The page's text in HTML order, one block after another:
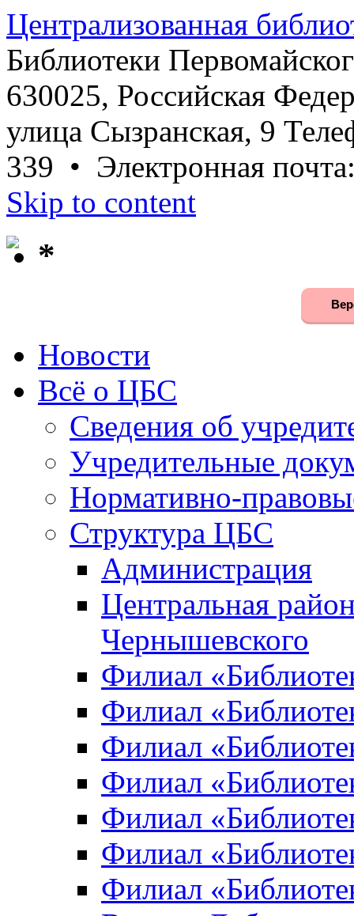
Централизованная
Библиотеки
630025, Российская
улица Сызранская, 9
339 • Электронная
Skip to content
*
Новости
Всё о ЦБС
Сведения об
Учредительные
Нормативно-
Структура ЦБС
Администрация
Центральная
Чернышевского
Филиал
Филиал
Филиал
Филиал
Филиал
Филиал
Филиал